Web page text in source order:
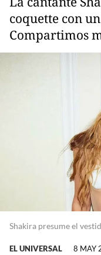
coquette con
Compartimos
Shakira presume el
EL UNIVERSAL 8 MAY